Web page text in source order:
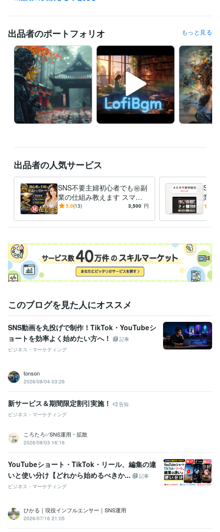
資産運用・副業の相談 アフィリエイト・副業・コンテンツ・SNS
SNS 副業 Webデザイン アフィリエイト ビジネス 占い AI
デザイン制作 グラフィック/グラフィックデザイナー
デザイン グラフィック
出品者のポートフォリオ もっと見る
出品者の人気サービス
SNS不要主婦初心者でも㊙️副
業の仕組み教えます スマホ1
台で完結。2026年最新のAI技
5.0(13) 3,500 円
業教
来る
このブログを見た人にオススメ
SNS動画を丸投げで制作！TikTok・YouTubeシ
ョートを効率よく始めたい方へ！
記事
ビジネス・マーケティング
tonson
2026/08/04 03:26
新サービス＆期間限定割引実施！
告知
ビジネス・マーケティング
ころたろ✅SNS運用・拡散
2026/08/03 16:16
YouTubeショート・TikTok・リール、編集の違
いと使い分け【どれから始めるべきか...
記事
ビジネス・マーケティング
ひかる｜現役インフルエンサー｜SNS運用
2026/07/16 21:05